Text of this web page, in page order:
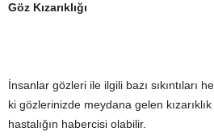
Göz Kızarıklığı
İnsanlar gözleri ile ilgili bazı sıkıntıları
ki gözlerinizde meydana gelen
hastalığın habercisi olabilir.